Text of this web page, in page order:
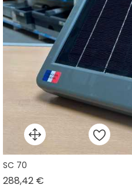
SC 70
288,42 €